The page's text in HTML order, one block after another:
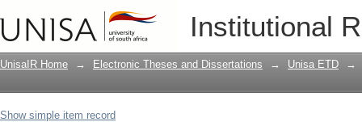
Institutional
Soziale Trinität für soziale online
Glaubens an die soziale Trinität als
zwischenmenschliches
UnisaIR Home → Electronic Theses and Dissertations → Unisa ETD →
Show simple item record